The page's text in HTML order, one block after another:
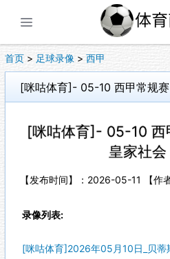
首页 > 足球录像 > 西甲
[咪咕体育]- 05-10 西甲常规
[咪咕体育]- 05-10 西
皇家社会
【发布时间】：2026-05-11 【作
录像列表:
[咪咕体育]2026年05月10日_贝蒂